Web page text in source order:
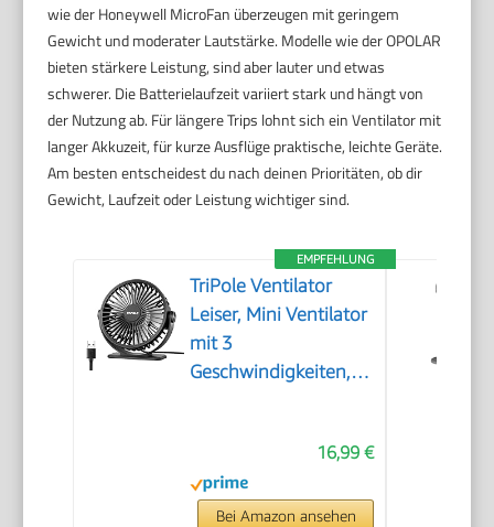
wie der Honeywell MicroFan überzeugen mit geringem
Gewicht und moderater Lautstärke. Modelle wie der OPOLAR
bieten stärkere Leistung, sind aber lauter und etwas
schwerer. Die Batterielaufzeit variiert stark und hängt von
der Nutzung ab. Für längere Trips lohnt sich ein Ventilator mit
langer Akkuzeit, für kurze Ausflüge praktische, leichte Geräte.
Am besten entscheidest du nach deinen Prioritäten, ob dir
Gewicht, Laufzeit oder Leistung wichtiger sind.
EMPFEHLUNG
TriPole Ventilator
Leiser, Mini Ventilator
mit 3
Geschwindigkeiten,
Tragbarer mit 360°
Neigung, Fan klein für
Einsatz Büro,
16,99 €
Bei Amazon ansehen